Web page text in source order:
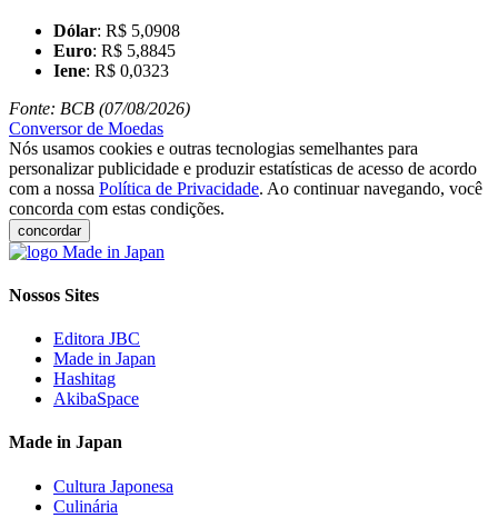
Dólar: R$ 5,0908
Euro: R$ 5,8845
Iene: R$ 0,0323
Fonte: BCB (07/08/2026)
Conversor de Moedas
Nós usamos cookies e outras tecnologias semelhantes para
personalizar publicidade e produzir estatísticas de acesso de acordo
com a nossa Política de Privacidade. Ao continuar navegando, você
concorda com estas condições.
concordar
Nossos Sites
Editora JBC
Made in Japan
Hashitag
AkibaSpace
Made in Japan
Cultura Japonesa
Culinária